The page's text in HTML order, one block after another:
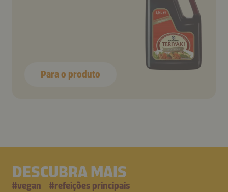
Para o produto
DESCUBRA MAIS
#vegan #refeições principais